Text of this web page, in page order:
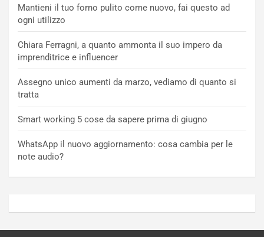
Mantieni il tuo forno pulito come nuovo, fai questo ad
ogni utilizzo
Chiara Ferragni, a quanto ammonta il suo impero da
imprenditrice e influencer
Assegno unico aumenti da marzo, vediamo di quanto si
tratta
Smart working 5 cose da sapere prima di giugno
WhatsApp il nuovo aggiornamento: cosa cambia per le
note audio?